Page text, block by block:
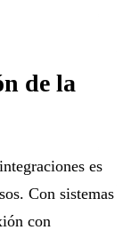
de la
es
Con sistemas
con